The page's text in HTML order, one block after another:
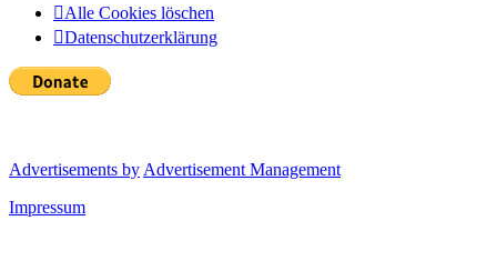
Alle Cookies löschen
Datenschutzerklärung
Advertisements by Advertisement Management
Impressum